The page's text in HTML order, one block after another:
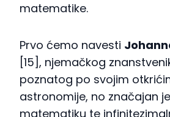
matematike.
Prvo ćemo navesti
[15], njemačkog
poznatog po svojim
astronomije, no značajan
matematiku te